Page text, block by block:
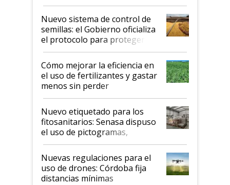
Nuevo sistema de control de
semillas: el Gobierno oficializa
el protocolo para proteger la
propiedad intelectual
Cómo mejorar la eficiencia en
el uso de fertilizantes y gastar
menos sin perder
productividad en la campaña
fina
Nuevo etiquetado para los
fitosanitarios: Senasa dispuso
el uso de pictogramas,
palabras de advertencia e
indicaciones
Nuevas regulaciones para el
uso de drones: Córdoba fija
distancias mínimas